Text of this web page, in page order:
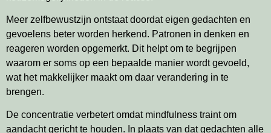
Meer zelfbewustzijn ontstaat doordat eigen gedachten en
gevoelens beter worden herkend. Patronen in denken en
reageren worden opgemerkt. Dit helpt om te begrijpen
waarom er soms op een bepaalde manier wordt gevoeld,
wat het makkelijker maakt om daar verandering in te
brengen.
De concentratie verbetert omdat mindfulness traint om
aandacht gericht te houden. In plaats van dat gedachten alle